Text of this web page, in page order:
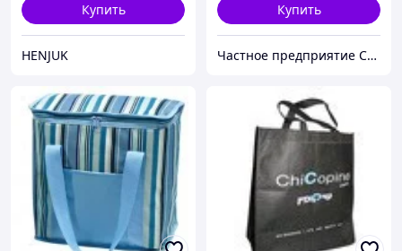
Купить
HENJUK
Купить
Частное предприятие София Мед